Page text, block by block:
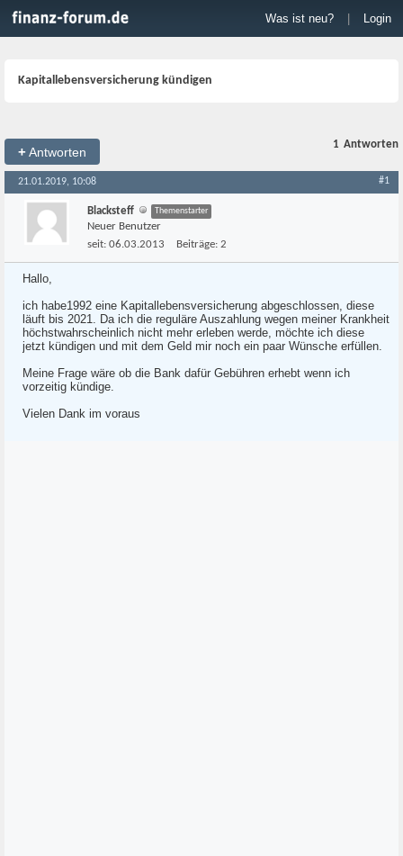
Was ist neu? Login
Kapitallebensversicherung kündigen
+Antworten
1 Antworten
21.01.2019, 10:08 #1
Blacksteff Themenstarter
Neuer Benutzer
seit: 06.03.2013 Beiträge: 2
Hallo,
ich habe1992 eine Kapitallebensversicherung abgeschlossen, diese
läuft bis 2021. Da ich die reguläre Auszahlung wegen meiner Krankheit
höchstwahrscheinlich nicht mehr erleben werde, möchte ich diese
jetzt kündigen und mit dem Geld mir noch ein paar Wünsche erfüllen.
Meine Frage wäre ob die Bank dafür Gebühren erhebt wenn ich
vorzeitig kündige.
Vielen Dank im voraus